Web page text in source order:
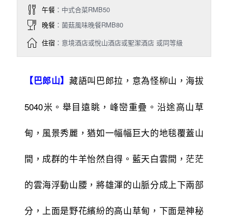
午餐：中式合菜RMB50
晚餐：菌菇風味晚餐RMB80
住宿：意境酒店或悅山酒店或聖潔酒店 或同等級
【巴郎山】藏語叫巴郎拉，意為怪柳山，海拔
5040米。舉目遠眺，峰巒重疊。沿途高山草
甸，風景秀麗，猶如一幅幅巨大的地毯覆蓋山
間，成群的牛羊怡然自得。藍天白雲間，茫茫
的雲海浮動山腰，將雄渾的山脈分成上下兩部
分，上面是野花繽紛的高山草甸，下面是神秘